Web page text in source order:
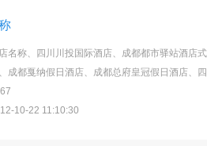
名称、四川川投国际酒店、成都都市驿站酒店
成都戛纳假日酒店、成都总府皇冠假日酒店、
10-22 11:10:30